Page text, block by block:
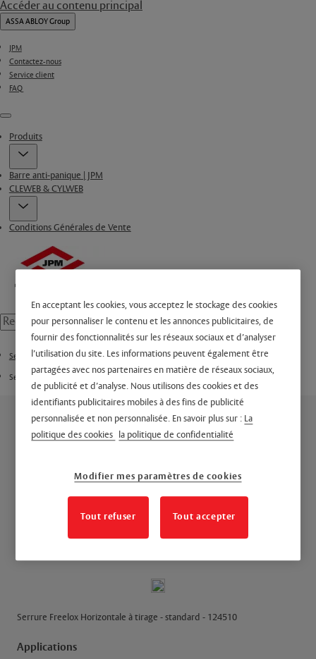
Accéder au contenu principal
ASSA ABLOY Group
JPM
Contactez-nous
Service client
FAQ
Menu
Produits
Barre anti-panique | JPM
CLEWEB & CYLWEB
Conditions Générales de Vente
Serrure en applique
Serrure en applique Freelox
Horizontale à tirage -
standard
Serrure Freelox Horizontale à tirage - standard - 124510
Applications
En acceptant les cookies, vous acceptez le stockage des cookies
pour personnaliser le contenu et les annonces publicitaires, de
fournir des fonctionnalités sur les réseaux sociaux et d’analyser
l’utilisation du site. Les informations peuvent également être
partagées avec nos partenaires en matière de réseaux sociaux,
de publicité et d’analyse. Nous utilisons des cookies et des
identifiants publicitaires mobiles à des fins de publicité
personnalisée et non personnalisée. En savoir plus sur : La
politique des cookies la politique de confidentialité
Modifier mes paramètres de cookies
Tout refuser Tout accepter